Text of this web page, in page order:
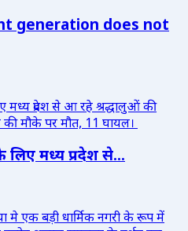
generation does not
लिए मध्य प्रदेश से...